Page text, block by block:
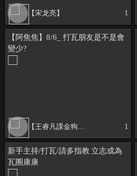
【宋龙亮】 1
【阿焦焦】8/6_ 打瓦朋友是不是會
變少?
【王睿凡課金狗出來講阿】 1
新手主持/打瓦/請多指教 立志成為
瓦圈康康